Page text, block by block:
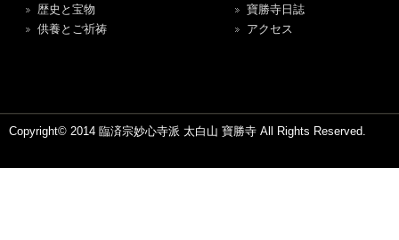
歴史と宝物
供養とご祈祷
寶勝寺日誌
アクセス
Copyright© 2014 臨済宗妙心寺派 太白山 寶勝寺 All Rights Reserved.